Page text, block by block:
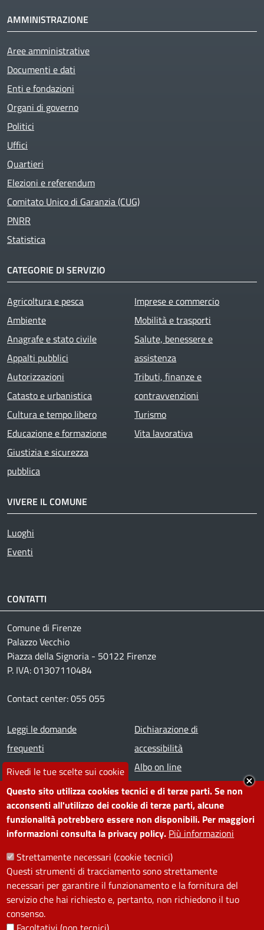
Rivedi le tue scelte sui cookie
Questo sito utilizza cookies tecnici e di terze parti. Se non
acconsenti all'utilizzo dei cookie di terze parti, alcune
funzionalità potrebbero essere non disponibili. Per maggiori
informazioni consulta la privacy policy. Più informazioni
Strettamente necessari (cookie tecnici)
Questi strumenti di tracciamento sono strettamente
necessari per garantire il funzionamento e la fornitura del
servizio che hai richiesto e, pertanto, non richiedono il tuo
consenso.
AMMINISTRAZIONE
Aree amministrative
Documenti e dati
Enti e fondazioni
Organi di governo
Politici
Uffici
Quartieri
Elezioni e referendum
Comitato Unico di Garanzia (CUG)
PNRR
Statistica
CATEGORIE DI SERVIZIO
Agricoltura e pesca
Ambiente
Anagrafe e stato civile
Appalti pubblici
Autorizzazioni
Catasto e urbanistica
Cultura e tempo libero
Educazione e formazione
Giustizia e sicurezza
pubblica
Imprese e commercio
Mobilità e trasporti
Salute, benessere e
assistenza
Tributi, finanze e
contravvenzioni
Turismo
Vita lavorativa
VIVERE IL COMUNE
Luoghi
Eventi
CONTATTI
Comune di Firenze
Palazzo Vecchio
Piazza della Signoria - 50122 Firenze
P. IVA: 01307110484
Contact center: 055 055
Footer menu
Leggi le domande
frequenti
Prenota appuntamento
Segnala disservizio
Amministrazione
trasparente
Note legali
Dichiarazione di
accessibilità
Albo on line
Redazione web
Piano di miglioramento dei
servizi
Contatti
SEGUICI SU
Facebook
Instagram
YouTube
Telegram
WhatsApp
TwitterLinkedin